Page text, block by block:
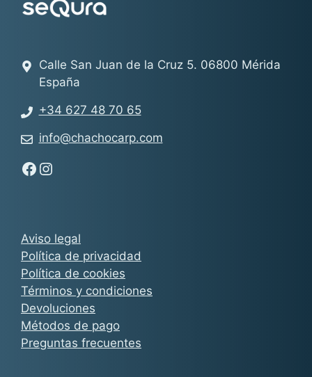
Aviso legal
Política de privacidad
Política de cookies
Términos y condiciones
Devoluciones
Métodos de pago
Preguntas frecuentes
Calle San Juan de la Cruz 5. 06800 Mérida
España
+34 627 48 70 65
info@chachocarp.com
Síguenos en Facebook - Chachocarp
Síguenos en Instagram - Chachocarp